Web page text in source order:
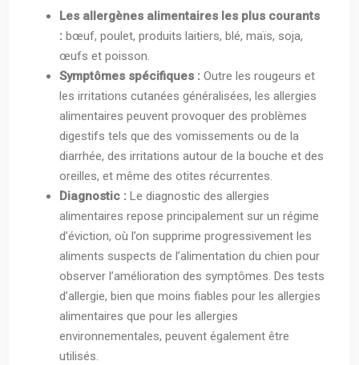
Les allergènes alimentaires les plus courants
: bœuf, poulet, produits laitiers, blé, maïs, soja,
œufs et poisson.
Symptômes spécifiques : Outre les rougeurs et
les irritations cutanées généralisées, les allergies
alimentaires peuvent provoquer des problèmes
digestifs tels que des vomissements ou de la
diarrhée, des irritations autour de la bouche et des
oreilles, et même des otites récurrentes.
Diagnostic : Le diagnostic des allergies
alimentaires repose principalement sur un régime
d’éviction, où l’on supprime progressivement les
aliments suspects de l’alimentation du chien pour
observer l’amélioration des symptômes. Des tests
d’allergie, bien que moins fiables pour les allergies
alimentaires que pour les allergies
environnementales, peuvent également être
utilisés.